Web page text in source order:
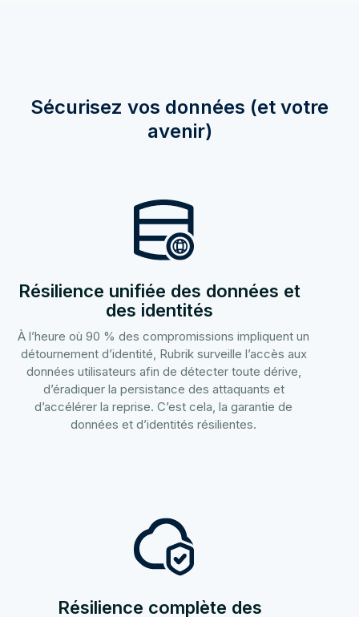
Sécurisez vos données (et votre
avenir)
Résilience unifiée des données et
des identités
À l’heure où 90 % des compromissions impliquent un
détournement d’identité, Rubrik surveille l’accès aux
données utilisateurs afin de détecter toute dérive,
d’éradiquer la persistance des attaquants et
d’accélérer la reprise. C’est cela, la garantie de
données et d’identités résilientes.
Résilience complète des